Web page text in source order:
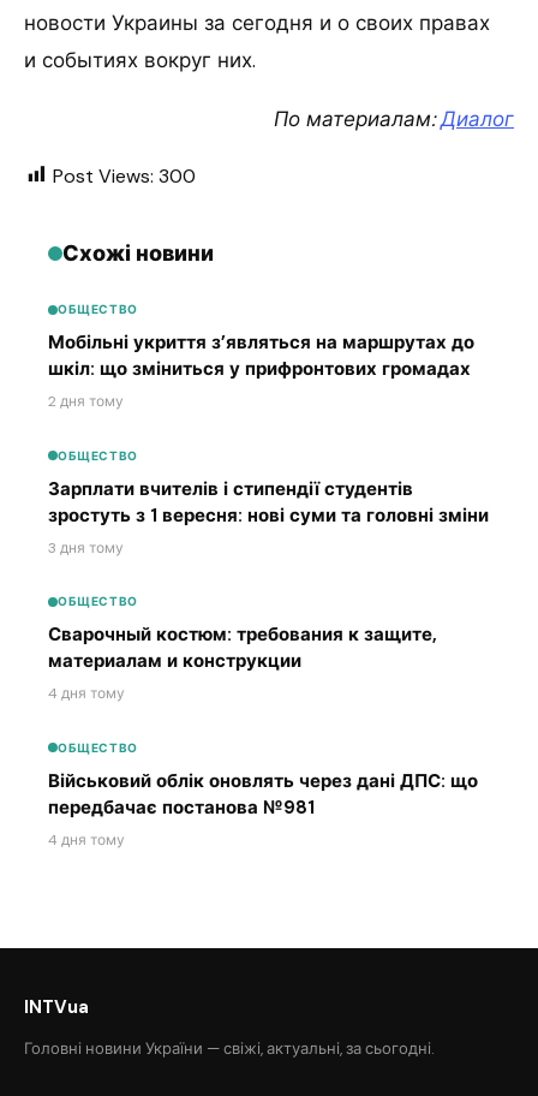
новости Украины за сегодня и о своих правах
и событиях вокруг них.
По материалам:Диалог
Post Views: 300
Схожі новини
ОБЩЕСТВО
Мобільні укриття з’являться на маршрутах до
шкіл: що зміниться у прифронтових громадах
2 дня тому
ОБЩЕСТВО
Зарплати вчителів і стипендії студентів
зростуть з 1 вересня: нові суми та головні зміни
3 дня тому
ОБЩЕСТВО
Сварочный костюм: требования к защите,
материалам и конструкции
4 дня тому
ОБЩЕСТВО
Військовий облік оновлять через дані ДПС: що
передбачає постанова №981
4 дня тому
INTVua
Головні новини України — свіжі, актуальні, за сьогодні.